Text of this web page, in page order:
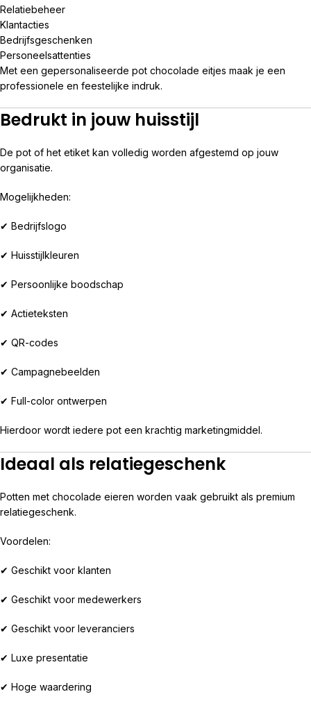
Relatiebeheer
Klantacties
Bedrijfsgeschenken
Personeelsattenties
Met een gepersonaliseerde pot chocolade eitjes maak je een
professionele en feestelijke indruk.
Bedrukt in jouw huisstijl
De pot of het etiket kan volledig worden afgestemd op jouw
organisatie.
Mogelijkheden:
✔ Bedrijfslogo
✔ Huisstijlkleuren
✔ Persoonlijke boodschap
✔ Actieteksten
✔ QR-codes
✔ Campagnebeelden
✔ Full-color ontwerpen
Hierdoor wordt iedere pot een krachtig marketingmiddel.
Ideaal als relatiegeschenk
Potten met chocolade eieren worden vaak gebruikt als premium
relatiegeschenk.
Voordelen:
✔ Geschikt voor klanten
✔ Geschikt voor medewerkers
✔ Geschikt voor leveranciers
✔ Luxe presentatie
✔ Hoge waardering